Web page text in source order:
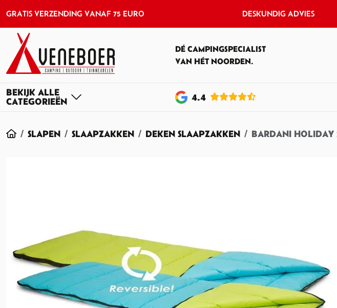
GRATIS VERZENDING VANAF 75 EURO DESKUNDIG ADVIES
DÉ CAMPINGSPECIALIST
VAN HÉT NOORDEN.
4.4
HOME
SLAPEN SLAAPZAKKEN DEKEN SLAAPZAKKEN BARDANI HOLIDAY